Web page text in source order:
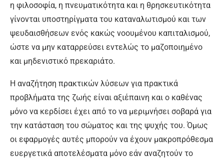
η φιλοσοφία, η πνευματικότητα και η θρησκευτικότητα
γίνονται υποστηρίγματα του καταναλωτισμού και των
ψευδαισθήσεων ενός κακώς νοουμένου καπιταλισμού,
ώστε να μην καταρρεύσει εντελώς το μαζοποιημένο
και μηδενιστικό πρεκαριάτο.
Η αναζήτηση πρακτικών λύσεων για πρακτικά
προβλήματα της ζωής είναι αξιέπαινη και ο καθένας
μόνο να κερδίσει έχει από το να μεριμνήσει σοβαρά για
την κατάσταση του σώματος και της ψυχής του. Όμως
οι εφαρμογές αυτές μπορούν να έχουν μακροπρόθεσμα
ευεργετικά αποτελέσματα μόνο εάν αναζητούν το